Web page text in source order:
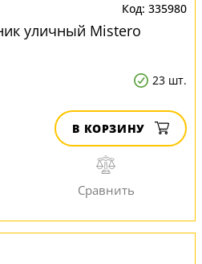
335980
уличный Mistero
23 шт.
В КОРЗИНУ